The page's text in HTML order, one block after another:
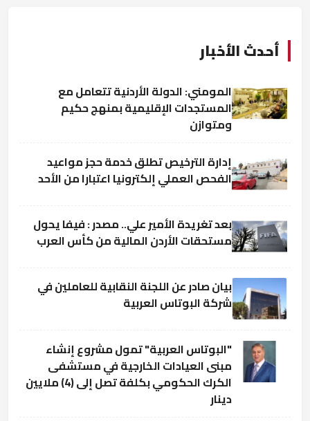
أحدث الأخبار
المومني: الدولة الأردنية تتعامل مع
المستجدات الإقليمية بمنهج حكيم
ومتوازن
إدارة الترخيص تطلق خدمة حجز مواعيد
الفحص العملي إلكترونيا اعتبارا من الأحد
بعد تغريدة الأمير علي.. مصدر : فيفا يحول
مستحقات الأردن المالية من كأس العرب
بيان صادر عن اللجنة النقابية للعاملين في
شركة البوتاس العربية
"البوتاس العربية" تمول مشروع إنشاء
مبنى العيادات الخارجية في مستشفى
الكرك الحكومي بكلفة تصل إلى (4) ملايين
دينار